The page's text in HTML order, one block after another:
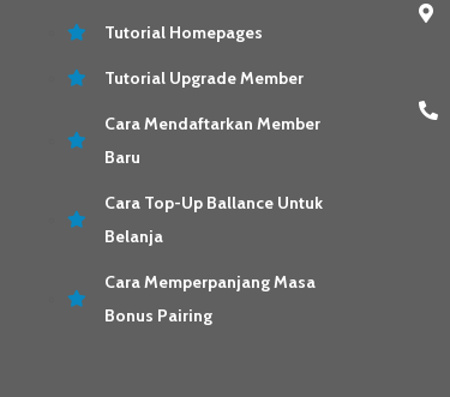
Tutorial Homepages
Tutorial Upgrade Member
Cara Mendaftarkan Member
Baru
Cara Top-Up Ballance Untuk
Belanja
Cara Memperpanjang Masa
Bonus Pairing